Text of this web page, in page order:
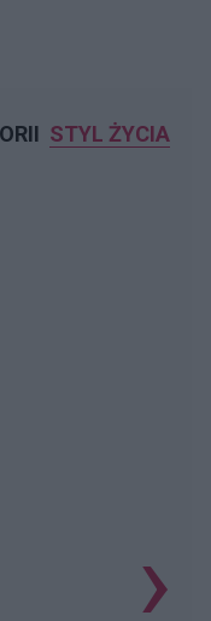
STYL ŻYCIA
›